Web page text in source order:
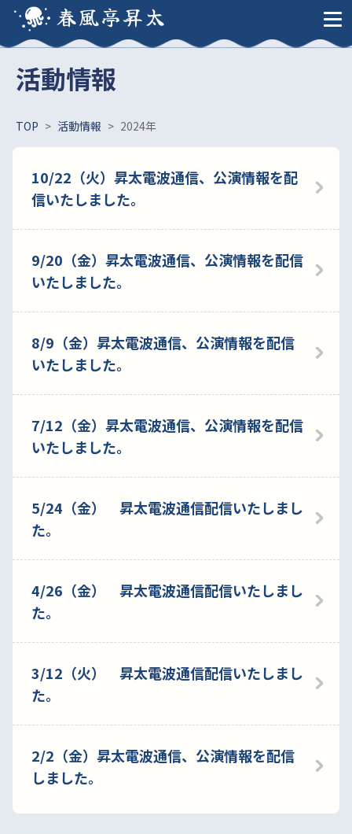
春風亭昇太
活動情報
TOP > 活動情報 > 2024年
10/22（火）昇太電波通信、公演情報を配
信いたしました。
9/20（金）昇太電波通信、公演情報を配信
いたしました。
8/9（金）昇太電波通信、公演情報を配信
いたしました。
7/12（金）昇太電波通信、公演情報を配信
いたしました。
5/24（金） 昇太電波通信配信いたしまし
た。
4/26（金） 昇太電波通信配信いたしまし
た。
3/12（火） 昇太電波通信配信いたしまし
た。
2/2（金）昇太電波通信、公演情報を配信
しました。